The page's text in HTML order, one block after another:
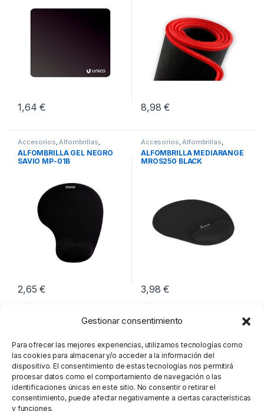
Gestionar consentimiento
Para ofrecer las mejores experiencias, utilizamos tecnologías como
las cookies para almacenar y/o acceder a la información del
dispositivo. El consentimiento de estas tecnologías nos permitirá
procesar datos como el comportamiento de navegación o las
identificaciones únicas en este sitio. No consentir o retirar el
consentimiento, puede afectar negativamente a ciertas características
y funciones.
1,64€ 8,98€
Accesorios,Alfombrillas,
Periféricos
ALFOMBRILLA GEL NEGRO
SAVIO MP-01B
2,65€
Accesorios,Alfombrillas,
Periféricos
ALFOMBRILLA MEDIARANGE
MROS250 BLACK
3,98€